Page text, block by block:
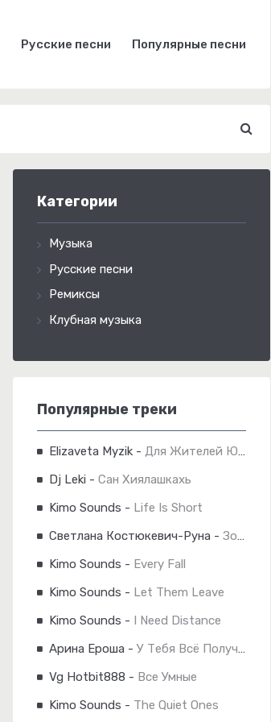
Русские песни Популярные песни
Категории
Музыка
Русские песни
Ремиксы
Клубная музыка
Популярные треки
Elizaveta Myzik - Для Жителей Югры
Dj Leki - Сан Хиялашкахь
Kimo Sounds - Life Is Short
Светлана Костюкевич-Руна - Золотой Шрам
Kimo Sounds - Every Fall
Kimo Sounds - Let Them Leave
Kimo Sounds -
I Need Distance
Арина Ероша - У Тебя Всё Получится
Vg Hotbit888 - Все Умные
Kimo Sounds - The Quiet Ones